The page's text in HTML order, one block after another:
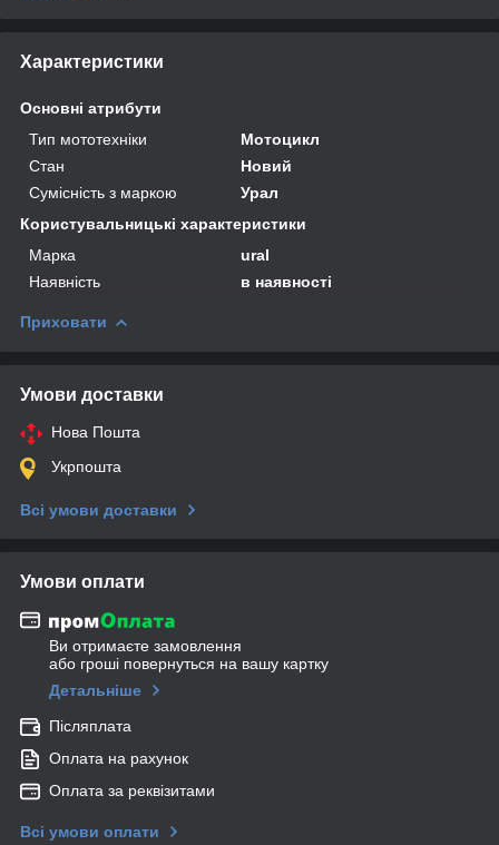
Характеристики
Основні атрибути
Тип мототехніки
Мотоцикл
Стан
Новий
Сумісність з маркою
Урал
Користувальницькі характеристики
Марка
ural
Наявність
в наявності
Приховати
Умови доставки
Нова Пошта
Укрпошта
Всі умови доставки
Умови оплати
Ви отримаєте замовлення
або гроші повернуться на вашу картку
Детальніше
Післяплата
Оплата на рахунок
Оплата за реквізитами
Всі умови оплати